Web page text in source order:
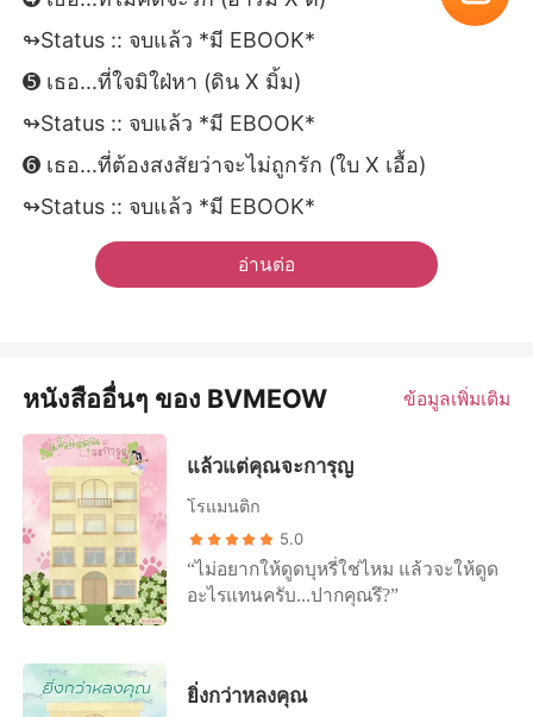
↬Status :: จบแล้ว *มี EBOOK*
➎ เธอ...ที่ใจมิใฝ่หา (ดิน X มิ้ม)
↬Status :: จบแล้ว *มี EBOOK*
➏ เธอ...ที่ต้องสงสัยว่าจะไม่ถูกรัก (ใบ X เอื้อ)
↬Status :: จบแล้ว *มี EBOOK*
อ่านต่อ
หนังสืออื่นๆ ของ BVMEOW ข้อมูลเพิ่มเติม
แล้วแต่คุณจะการุญ
โรแมนติก
5.0
“ไม่อยากให้ดูดบุหรี่ใช่ไหม แล้วจะให้ดูด
อะไรแทนครับ...ปากคุณรึ?”
ยิ่งกว่าหลงคุณ